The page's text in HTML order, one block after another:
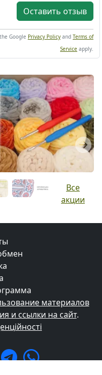
Оставить отзыв
Google Privacy Policy and Terms of
Service apply.
Next
Все
акции
материалов
и ссылки на сайт.